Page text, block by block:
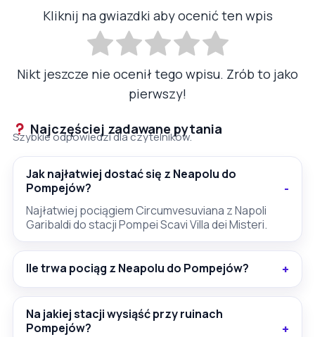
Kliknij na gwiazdki aby ocenić ten wpis
Nikt jeszcze nie ocenił tego wpisu. Zrób to jako
pierwszy!
Najczęściej zadawane pytania
Szybkie odpowiedzi dla czytelników.
Jak najłatwiej dostać się z Neapolu do
Pompejów?
Najłatwiej pociągiem Circumvesuviana z Napoli
Garibaldi do stacji Pompei Scavi Villa dei Misteri.
Ile trwa pociąg z Neapolu do Pompejów?
Na jakiej stacji wysiąść przy ruinach
Pompejów?